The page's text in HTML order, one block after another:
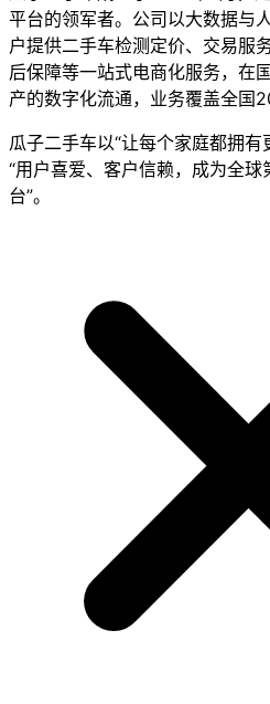
平台的领军者。公司以大数据与
户提供二手车检测定价、交易服
后保障等一站式电商化服务，在
产的数字化流通，业务覆盖全国
瓜子二手车以“让每个家庭都拥
“用户喜爱、客户信赖，成为全
台”。